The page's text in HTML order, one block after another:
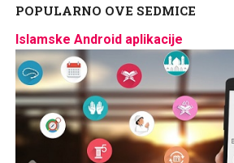
POPULARNO OVE SEDMICE
Islamske Android aplikacije